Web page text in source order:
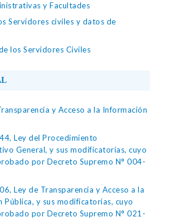
y Facultades
Servidores civiles y datos de
los Servidores Civiles
y Acceso a la Información
Ley del Procedimiento
General, y sus modificatorias, cuyo
por Decreto Supremo N° 004-
Ley de Transparencia y Acceso a la
Pública, y sus modificatorias, cuyo
por Decreto Supremo N° 021-